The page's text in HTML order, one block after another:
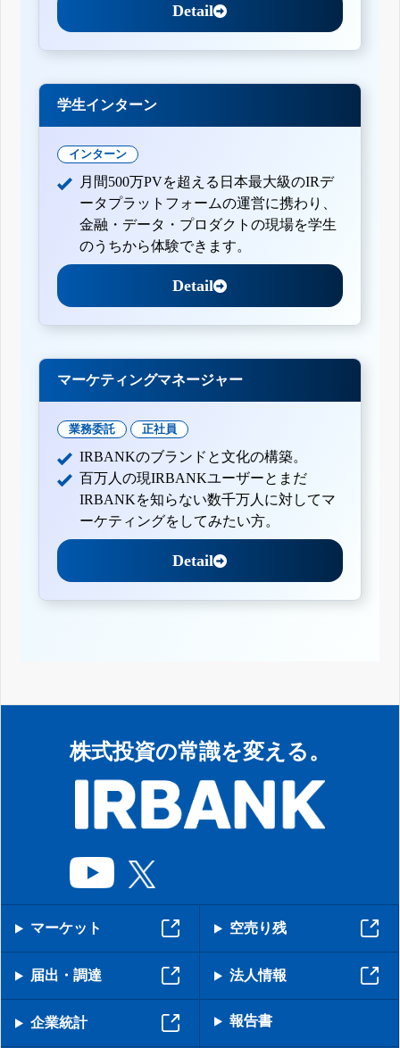
Detail
学生インターン
インターン
月間500万PVを超える日本最大級のIRデ
ータプラットフォームの運営に携わり、
金融・データ・プロダクトの現場を学生
のうちから体験できます。
Detail
マーケティングマネージャー
業務委託 正社員
IRBANKのブランドと文化の構築。
百万人の現IRBANKユーザーとまだ
IRBANKを知らない数千万人に対してマ
ーケティングをしてみたい方。
Detail
株式投資の常識を変える。
マーケット 空売り残
届出・調達 法人情報
企業統計 報告書